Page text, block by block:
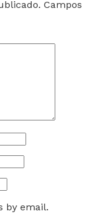
Campos
by email.